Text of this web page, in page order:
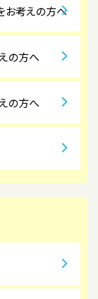
お考えの方へ
の方へ
の方へ